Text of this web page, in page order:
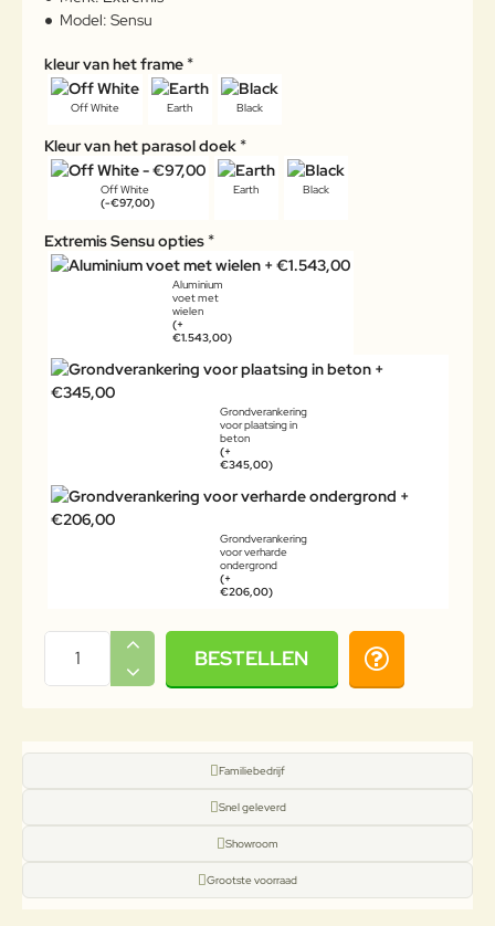
Model: Sensu
kleur van het frame
Off White Earth Black
Kleur van het parasol doek
Off White
(-€97,00)
Earth Black
Extremis Sensu opties
Aluminium
voet met
wielen
(+
€1.543,00)
Grondverankering
voor plaatsing in
beton
(+
€345,00)
Grondverankering
voor verharde
ondergrond
(+
€206,00)
BESTELLEN
Familiebedrijf
Snel geleverd
Showroom
Grootste voorraad